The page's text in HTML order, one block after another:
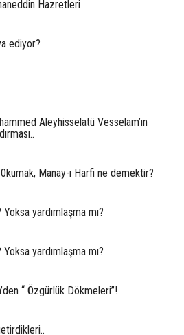
Hazretleri
ediyor?
Aleyhisselatü Vesselam’ın
Manay-ı Harfi ne demektir?
yardımlaşma mı?
yardımlaşma mı?
“ Özgürlük Dökmeleri”!